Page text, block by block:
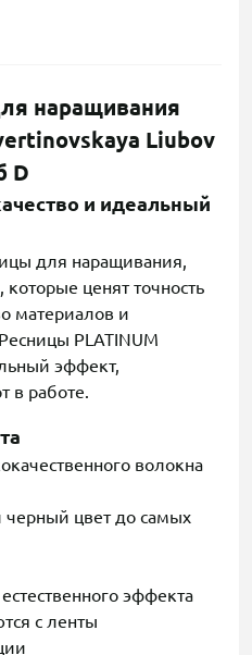
наращивания
Liubov
D
и идеальный
для наращивания,
ценят точность
материалов и
PLATINUM
эффект,
в работе.
волокна
цвет до самых
эффекта
с ленты